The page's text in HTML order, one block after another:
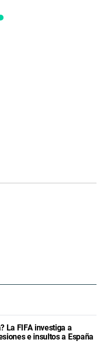
La FIFA investiga a
e insultos a España